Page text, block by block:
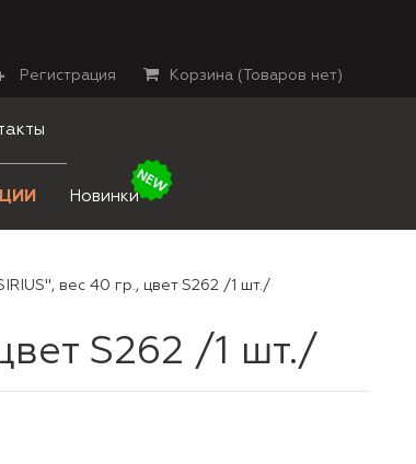
Корзина ( Товаров нет)
Регистрация
Новинки
вес 40 гр., цвет S262 /1 шт./
S262 /1 шт./